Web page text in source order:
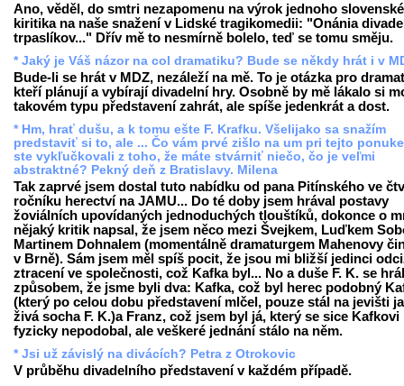
Ano, věděl, do smtri nezapomenu na výrok jednoho
kiritika na naše snažení v Lidské tragikomedii: "Onánia
trpaslíkov..." Dřív mě to nesmírně bolelo, teď se tomu směju.
* Jaký je Váš názor na col dramatiku? Bude se někdy hrát i v
Bude-li se hrát v MDZ, nezáleží na mě. To je otázka pro
kteří plánují a vybírají divadelní hry. Osobně by mě lákalo si
takovém typu představení zahrát, ale spíše jedenkrát a dost.
* Hm, hrať dušu, a k tomu ešte F. Krafku. Všelijako sa snažím
predstaviť si to, ale ... Čo vám prvé zišlo na um pri tejto
ste vykľučkovali z toho, že máte stvárniť niečo, čo je veľmi
abstraktné? Pekný deň z Bratislavy. Milena
Tak zaprvé jsem dostal tuto nabídku od pana Pitínského ve
ročníku herectví na JAMU... Do té doby jsem hrával postavy
žoviálních upovídaných jednoduchých tlouštíků, dokonce o
nějaký kritik napsal, že jsem něco mezi Švejkem, Luďkem
Martinem Dohnalem (momentálně dramaturgem Mahenovy
v Brně). Sám jsem měl spíš pocit, že jsou mi bližší jedinci
ztracení ve společnosti, což Kafka byl... No a duše F. K. se
způsobem, že jsme byli dva: Kafka, což byl herec podobný
(který po celou dobu představení mlčel, pouze stál na jevišti
živá socha F. K.)a Franz, což jsem byl já, který se sice Kafkovi
fyzicky nepodobal, ale veškeré jednání stálo na něm.
* Jsi už závislý na divácích? Petra z Otrokovic
V průběhu divadelního představení v každém případě.